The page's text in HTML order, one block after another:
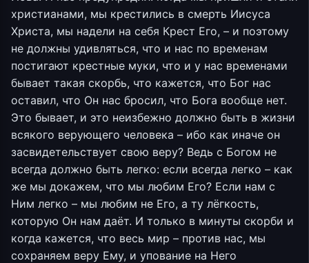
христианами, мы крестились в смерть Иисуса
Христа, мы надели на себя Крест Его, – и поэтому
не должны удивляться, что и нас по временам
постигают крестные муки, что и у нас временами
бывает такая скорбь, что кажется, что Бог нас
оставил, что Он нас бросил, что Бога вообще нет.
Это бывает, и это неизбежно должно быть в жизни
всякого верующего человека – ибо как иначе он
засвидетельствует свою веру? Ведь с Богом не
всегда должно быть легко: если всегда легко – как
же мы докажем, что мы любим Его? Если нам с
Ним легко – мы любим не Его, а ту лёгкость,
которую Он нам даёт. И только в минуты скорби и
когда кажется, что весь мир – против нас, мы
сохраняем веру Ему, и упование на Него